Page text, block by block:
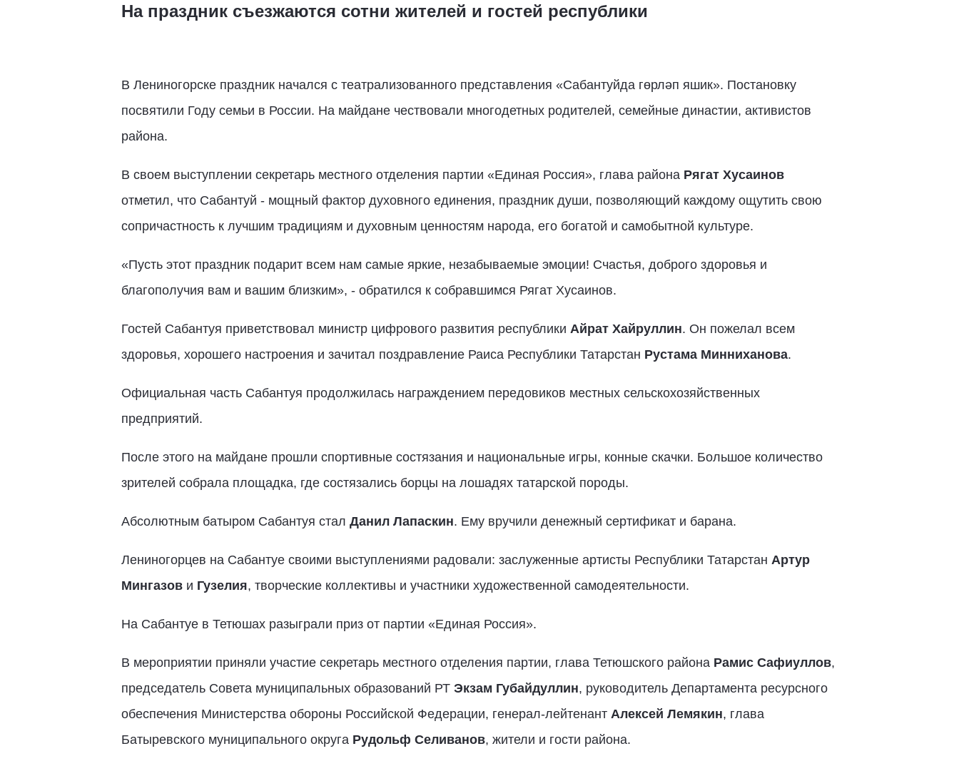
На праздник съезжаются сотни жителей и гостей республики
В Лениногорске праздник начался с театрализованного представления «Сабантуйда гөрләп яшик». Постановку
посвятили Году семьи в России. На майдане чествовали многодетных родителей, семейные династии, активистов
района.
В своем выступлении секретарь местного отделения партии «Единая Россия», глава района Рягат Хусаинов
отметил, что Сабантуй - мощный фактор духовного единения, праздник души, позволяющий каждому ощутить свою
сопричастность к лучшим традициям и духовным ценностям народа, его богатой и самобытной культуре.
«Пусть этот праздник подарит всем нам самые яркие, незабываемые эмоции! Счастья, доброго здоровья и
благополучия вам и вашим близким», - обратился к собравшимся Рягат Хусаинов.
Гостей Сабантуя приветствовал министр цифрового развития республики Айрат Хайруллин. Он пожелал всем
здоровья, хорошего настроения и зачитал поздравление Раиса Республики Татарстан Рустама Минниханова.
Официальная часть Сабантуя продолжилась награждением передовиков местных сельскохозяйственных
предприятий.
После этого на майдане прошли спортивные состязания и национальные игры, конные скачки. Большое количество
зрителей собрала площадка, где состязались борцы на лошадях татарской породы.
Абсолютным батыром Сабантуя стал Данил Лапаскин. Ему вручили денежный сертификат и барана.
Лениногорцев на Сабантуе своими выступлениями радовали: заслуженные артисты Республики Татарстан Артур
Мингазови Гузелия, творческие коллективы и участники художественной самодеятельности.
На Сабантуе в Тетюшах разыграли приз от партии «Единая Россия».
В мероприятии приняли участие секретарь местного отделения партии, глава Тетюшского района Рамис Сафиуллов,
председатель Совета муниципальных образований РТ Экзам Губайдуллин, руководитель Департамента ресурсного
обеспечения Министерства обороны Российской Федерации, генерал-лейтенант Алексей Лемякин, глава
Батыревского муниципального округа Рудольф Селиванов, жители и гости района.